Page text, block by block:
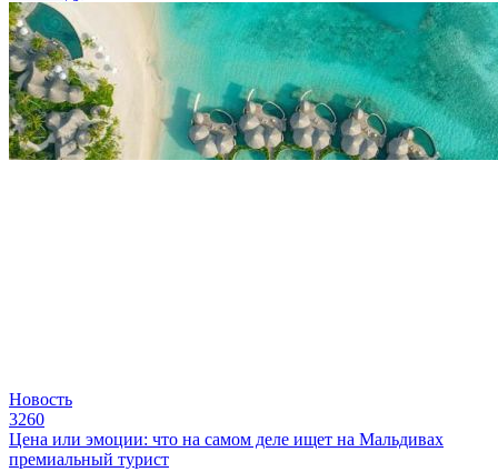
Новость
3260
Цена или эмоции: что на самом деле ищет на Мальдивах
премиальный турист